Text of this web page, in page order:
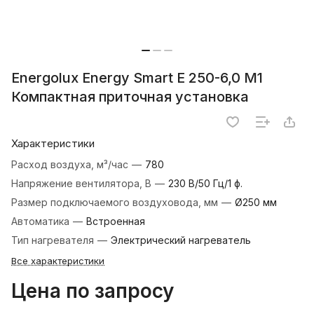
Energolux Energy Smart E 250-6,0 M1
Компактная приточная установка
Характеристики
Расход воздуха, м³/час — 780
Напряжение вентилятора, В — 230 В/50 Гц/1 ф.
Размер подключаемого воздуховода, мм — Ø250 мм
Автоматика — Встроенная
Тип нагревателя — Электрический нагреватель
Все характеристики
Цена по запросу